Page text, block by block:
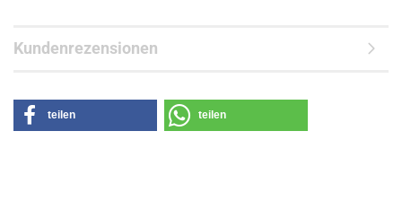
Kundenrezensionen
teilen teilen